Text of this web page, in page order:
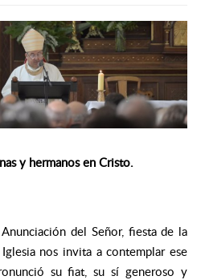
y hermanos en Cristo.
del Señor, fiesta de la
nos invita a contemplar ese
su fiat, su sí generoso y